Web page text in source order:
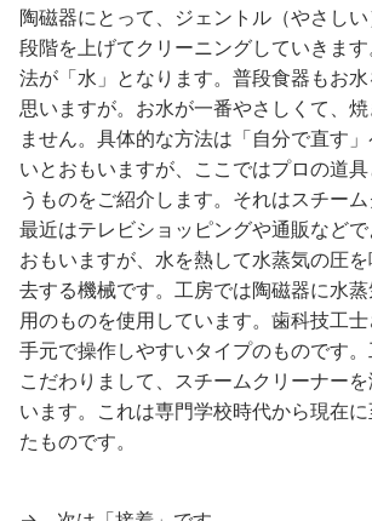
陶磁器にとって、ジェントル（やさし
段階を上げてクリーニングしていきま
法が「水」となります。普段食器もお
思いますが。お水が一番やさしくて、
ません。具体的な方法は「自分で直す
いとおもいますが、ここではプロの道
うものをご紹介します。それはスチーム
最近はテレビショッピングや通販など
おもいますが、水を熱して水蒸気の圧
去する機械です。工房では陶磁器に水
用のものを使用しています。歯科技工
手元で操作しやすいタイプのものです
こだわりまして、スチームクリーナー
います。これは専門学校時代から現在
たものです。